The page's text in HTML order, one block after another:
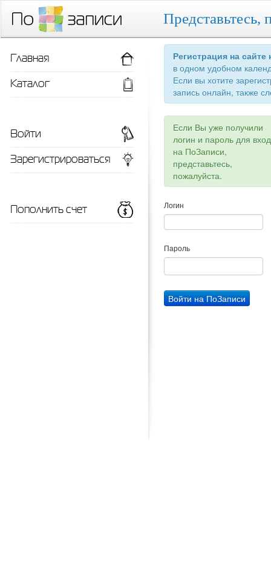
Представьтесь,
Регистрация на
в одном удобном
Если вы хотите
запись онлайн, также
Если Вы уже получили
логин и пароль для
на ПоЗаписи,
представьтесь,
пожалуйста.
Логин
Пароль
Главная
Каталог
Войти
Зарегистрироваться
Пополнить счет